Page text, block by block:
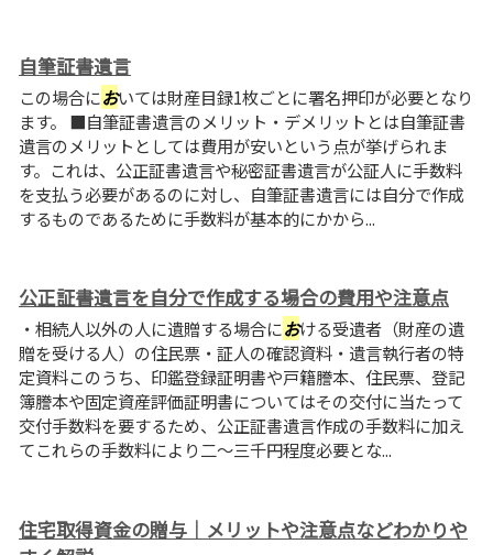
自筆証書遺言
この場合においては財産目録1枚ごとに署名押印が必要となり
ます。 ■自筆証書遺言のメリット・デメリットとは自筆証書
遺言のメリットとしては費用が安いという点が挙げられま
す。これは、公正証書遺言や秘密証書遺言が公証人に手数料
を支払う必要があるのに対し、自筆証書遺言には自分で作成
するものであるために手数料が基本的にかから...
公正証書遺言を自分で作成する場合の費用や注意点
・相続人以外の人に遺贈する場合における受遺者（財産の遺
贈を受ける人）の住民票・証人の確認資料・遺言執行者の特
定資料このうち、印鑑登録証明書や戸籍謄本、住民票、登記
簿謄本や固定資産評価証明書についてはその交付に当たって
交付手数料を要するため、公正証書遺言作成の手数料に加え
てこれらの手数料により二～三千円程度必要とな...
住宅取得資金の贈与｜メリットや注意点などわかりや